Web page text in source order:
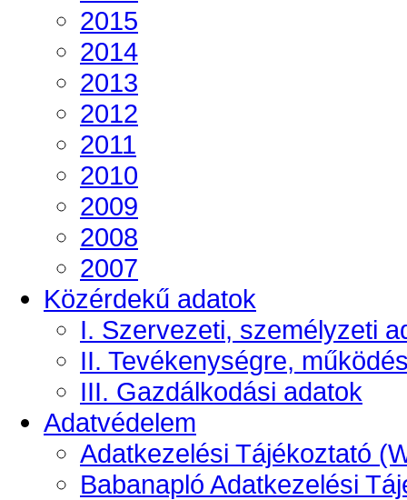
2015
2014
2013
2012
2011
2010
2009
2008
2007
Közérdekű adatok
I. Szervezeti, személyzeti
II. Tevékenységre,
III. Gazdálkodási adatok
Adatvédelem
Adatkezelési Tájékoztató
Babanapló Adatkezelési